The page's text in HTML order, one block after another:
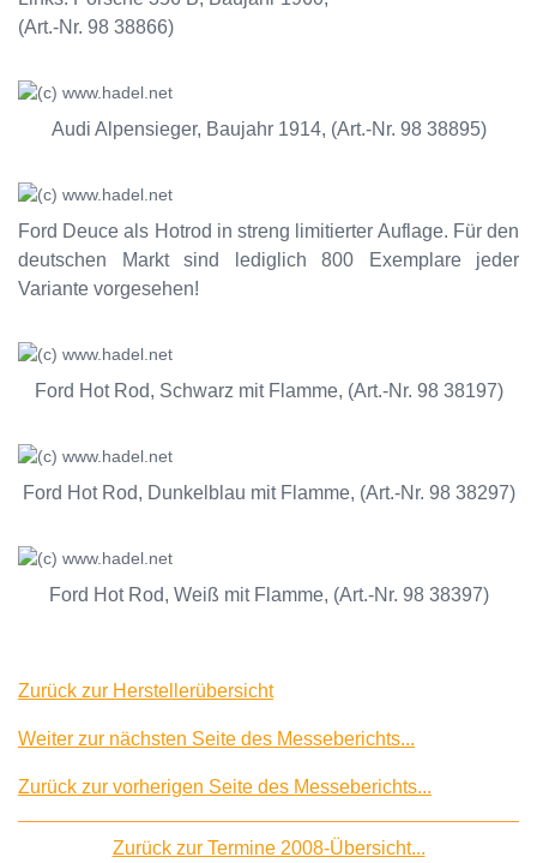
(Art.-Nr. 98 38866)
Audi Alpensieger, Baujahr 1914, (Art.-Nr. 98 38895)
Ford Deuce als Hotrod in streng limitierter Auflage. Für den
deutschen Markt sind lediglich 800 Exemplare jeder
Variante vorgesehen!
Ford Hot Rod, Schwarz mit Flamme, (Art.-Nr. 98 38197)
Ford Hot Rod, Dunkelblau mit Flamme, (Art.-Nr. 98 38297)
Ford Hot Rod, Weiß mit Flamme, (Art.-Nr. 98 38397)
Zurück zur Herstellerübersicht
Weiter zur nächsten Seite des Messeberichts...
Zurück zur vorherigen Seite des Messeberichts...
Zurück zur Termine 2008-Übersicht...